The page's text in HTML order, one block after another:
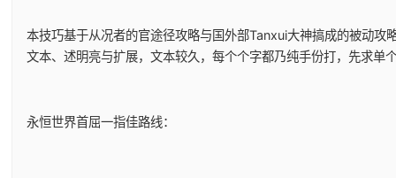
本技巧基于从况者的官途径攻略与国外部Tanxui大神搞成的被动攻
文本、述明亮与扩展，文本较久，每个个字都乃纯手份打，先求单
永恒世界首屈一指佳路线：